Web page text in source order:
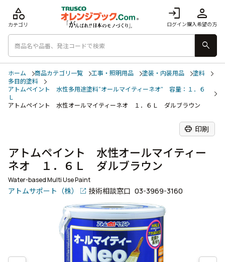
login
ログイン
person
購入希望の方
category
カテゴリ
search
ホーム 商品カテゴリ一覧 工事・照明用品 塗装・内装用品
塗料
多目的塗料
アトムペイント 水性多用途塗料“オールマイティーネオ” 容量：１．６
Ｌ
アトムペイント 水性オールマイティーネオ １．６Ｌ ダルブラウン
print 印刷
アトムペイント 水性オールマイティー
ネオ １．６Ｌ ダルブラウン
Water-based Multi Use Paint
アトムサポート（株） 技術相談窓口 03-3969-3160